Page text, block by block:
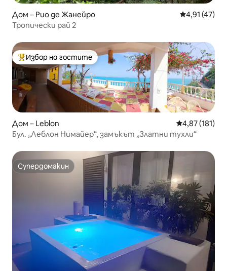
Дом – Рио де Жанейро Средна
4,91 (47)
Тропически рай 2
Най-популярен избор на гостите
Избор на гостите
Дом – Leblon Средна
4,87 (181)
Бул. „Леблон Нимайер“, замъкът „Златни тухли“
Супердомакин
Супердомакин